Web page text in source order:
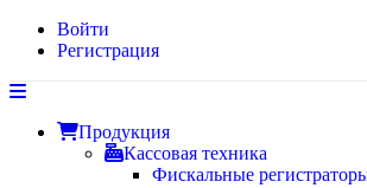
Войти
Регистрация
Продукция
Кассовая техника
Фискальные